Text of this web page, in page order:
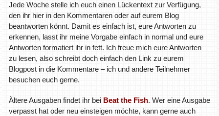
Jede Woche stelle ich euch einen Lückentext zur Verfügung,
den ihr hier in den Kommentaren oder auf eurem Blog
beantworten könnt. Damit es einfach ist, eure Antworten zu
erkennen, lasst ihr meine Vorgabe einfach in normal und eure
Antworten formatiert ihr in fett. Ich freue mich eure Antworten
zu lesen, also schreibt doch einfach den Link zu eurem
Blogpost in die Kommentare – ich und andere Teilnehmer
besuchen euch gerne.
Ältere Ausgaben findet ihr bei Beat the Fish. Wer eine Ausgabe
verpasst hat oder neu einsteigen möchte, kann gerne auch